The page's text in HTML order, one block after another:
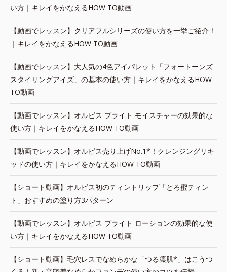
い方｜キレイをかなえるHOW TO動画
【動画でレッスン】クリアフルシリーズの使い方を一挙ご紹介！
｜キレイをかなえるHOW TO動画
【動画でレッスン】大人気の4色アイパレット「フォートーンズ
スタイリングアイズ」の基本の使い方｜キレイをかなえるHOW
TO動画
【動画でレッスン】オルビス ブライト モイスチャーの効果的な
使い方｜キレイをかなえるHOW TO動画
【動画でレッスン】オルビス売り上げNo.1*！クレンジングリキ
ッドの使い方｜キレイをかなえるHOW TO動画
【ショート動画】オルビス初のティントリップ「とろ蜜ティン
ト」おすすめの塗り方3パターン
【動画でレッスン】オルビス ブライト ローションの効果的な使
い方｜キレイをかなえるHOW TO動画
【ショート動画】毛穴レスでなめらかな「つる凛肌*」はこうつ